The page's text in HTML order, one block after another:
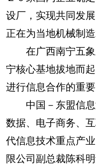
设厂，实现共同发
正在为当地机械制
在广西南宁五象
宁核心基地拔地而
进行信息合作的重要
中国－东盟信息
数据、电子商务、
代信息技术重点产
限公司副总裁陈科